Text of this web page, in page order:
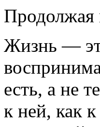
Продолжая
Жизнь —
есть, а не
к ней, как к